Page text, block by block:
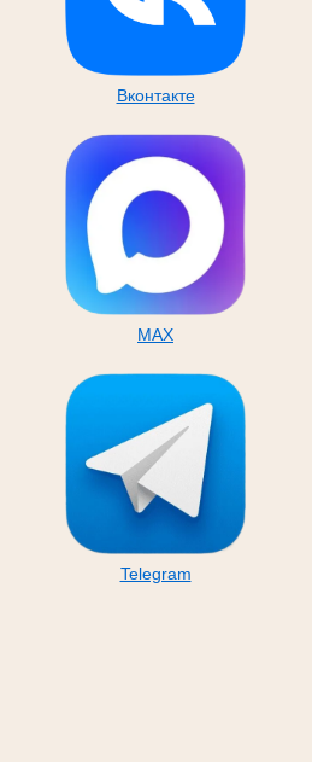
Вконтакте
MAX
Telegram